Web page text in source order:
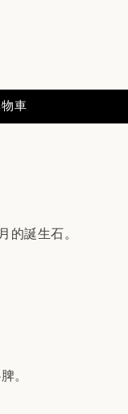
車
的誕生石。
。